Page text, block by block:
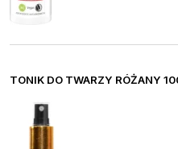
TONIK DO TWARZY RÓŻANY